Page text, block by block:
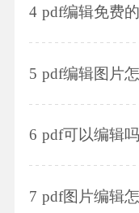
4
5
6 pdf可以编辑
7